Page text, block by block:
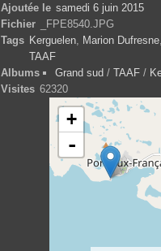
Ajoutée le samedi 6 juin 2015
Fichier
_FPE8540.JPG
Tags Kerguelen Marion Dufresne
TAAF
Albums
Grand sud / TAAF /
Visites 62320
+
-